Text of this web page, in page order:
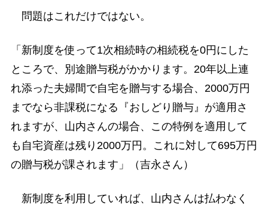
問題はこれだけではない。
「新制度を使って1次相続時の相続税を0円にした
ところで、別途贈与税がかかります。20年以上連
れ添った夫婦間で自宅を贈与する場合、2000万円
までなら非課税になる『おしどり贈与』が適用さ
れますが、山内さんの場合、この特例を適用して
も自宅資産は残り2000万円。これに対して695万円
の贈与税が課されます」（吉永さん）
新制度を利用していれば、山内さんは払わなく